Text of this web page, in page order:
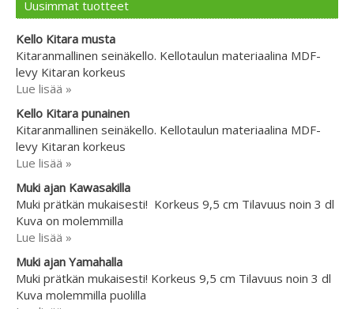
Uusimmat tuotteet
Kello Kitara musta
Kitaranmallinen seinäkello. Kellotaulun materiaalina MDF-
levy Kitaran korkeus
Lue lisää »
Kello Kitara punainen
Kitaranmallinen seinäkello. Kellotaulun materiaalina MDF-
levy Kitaran korkeus
Lue lisää »
Muki ajan Kawasakilla
Muki prätkän mukaisesti! Korkeus 9,5 cm Tilavuus noin 3 dl
Kuva on molemmilla
Lue lisää »
Muki ajan Yamahalla
Muki prätkän mukaisesti! Korkeus 9,5 cm Tilavuus noin 3 dl
Kuva molemmilla puolilla